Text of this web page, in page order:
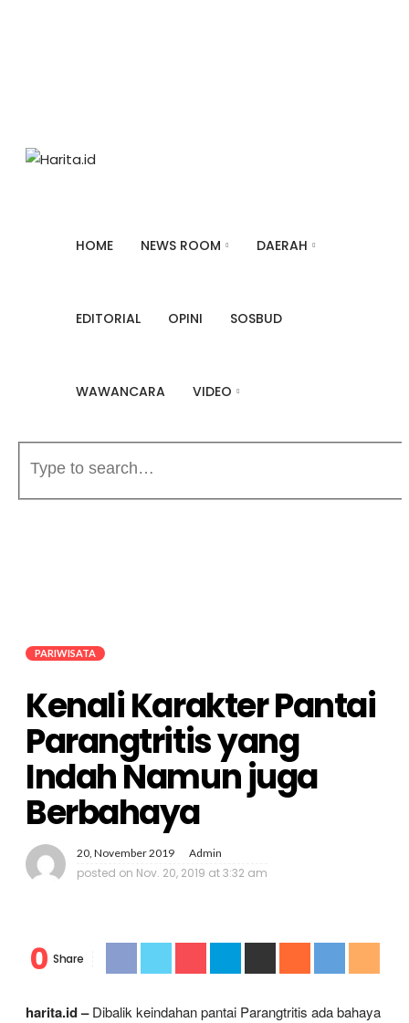
HOME NEWS ROOM DAERAH
EDITORIAL OPINI SOSBUD
WAWANCARA VIDEO
PARIWISATA
Kenali Karakter Pantai
Parangtritis yang
Indah Namun juga
Berbahaya
20, November 2019 Admin
posted on Nov. 20, 2019 at 3:32 am
0 Share
harita.id –Dibalik keindahan pantai Parangtritis ada bahaya